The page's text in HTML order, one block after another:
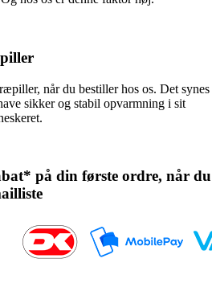
når du bestiller hos os. Det synes
sikker og stabil opvarmning i sit
på din første ordre, når du